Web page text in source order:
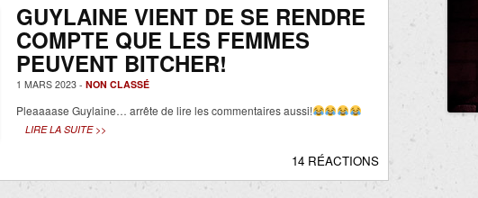
GUYLAINE VIENT DE SE RENDRE
COMPTE QUE LES FEMMES
PEUVENT BITCHER!
1 MARS 2023 - NON CLASSÉ
Pleaaaase Guylaine… arrête de lire les commentaires aussi!
LIRE LA SUITE >>
14 RÉACTIONS